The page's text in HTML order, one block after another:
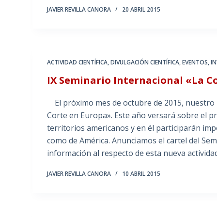
JAVIER REVILLA CANORA 20 ABRIL 2015
ACTIVIDAD CIENTÍFICA,DIVULGACIÓN CIENTÍFICA,EVENTOS,
IX Seminario Internacional «La
El próximo mes de octubre de 2015,
Corte en Europa». Este año versará sobre el
territorios americanos y en él participarán
como de América. Anunciamos el cartel del
información al respecto de esta nueva
JAVIER REVILLA CANORA 10 ABRIL 2015